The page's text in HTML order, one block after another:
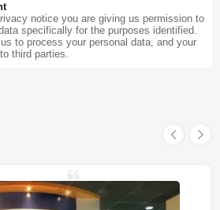
notice you are giving us permission to
specifically for the purposes identified.
to process your personal data, and your
third parties.